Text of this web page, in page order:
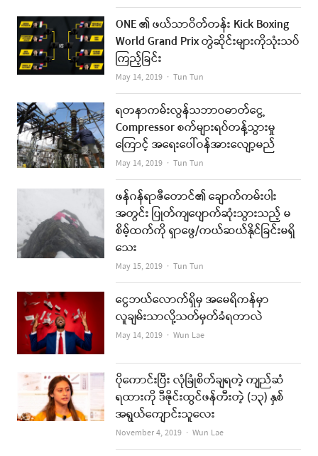
ONE ၏ ဖယ်သာဝိတ်တန်း Kick Boxing
World Grand Prix တွဲဆိုင်းများကိုသုံးသပ်
ကြည့်ခြင်း
May 14, 2019 Author
Tun Tun
ရတနာကမ်းလွန်သဘာဝဓာတ်ငွေ့
Compressor စက်များရပ်တန့်သွားမှု
ကြောင့် အရေးပေါ်ဝန်အားလျော့မည်
May 14, 2019 Author
Tun Tun
ဖန်ဂန်ရာဇီတောင်၏ ချောက်ကမ်းပါး
အတွင်း ပြုတ်ကျပျောက်ဆုံးသွားသည့် မ
စိမ့်ထက်ကို ရှာဖွေ/ကယ်ဆယ်နိုင်ခြင်းမရှိ
သေး
May 15, 2019 Author
Tun Tun
ငွေဘယ်လောက်ရှိမှ အမေရိကန်မှာ
လူချမ်းသာလို့သတ်မှတ်ခံရတာလဲ
May 14, 2019 Author
Wun Lae
ပိုကောင်းပြီး လုံခြုံစိတ်ချရတဲ့ ကျည်ဆံ
ရထားကို ဒီဇိုင်းထွင်ဖန်တီးတဲ့ (၁၃) နှစ်
အရွယ်ကျောင်းသူလေး
November 4, 2019 Author
Wun Lae